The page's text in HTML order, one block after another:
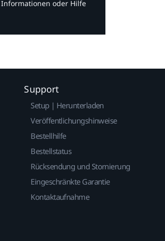
oder Hilfe
Support
Setup | Herunterladen
Veröffentlichungshinweise
Bestellhilfe
Bestellstatus
Rücksendung und Stornierung
Eingeschränkte Garantie
Kontaktaufnahme